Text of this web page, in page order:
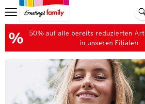
50% auf alle bereits reduzierten
in unseren Filialen